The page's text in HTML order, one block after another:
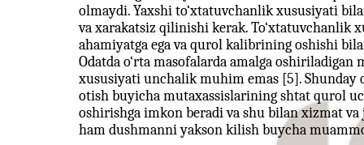
olmaydi. Yaxshi to‘xtatuvchanlik xususiyati
va xarakatsiz qilinishi kerak. To‘xtatuvchanlik
ahamiyatga ega va qurol kalibrining oshishi
Odatda o‘rta masofalarda amalga
xususiyati unchalik muhim emas [5].
otish buyicha mutaxassislarining shtat qurol
oshirishga imkon beradi va shu bilan xizmat
ham dushmanni yakson kilish buycha